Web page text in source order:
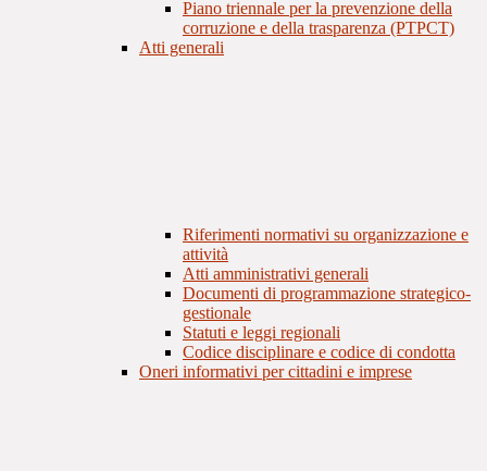
Piano triennale per la prevenzione della
corruzione e della trasparenza (PTPCT)
Atti generali
Riferimenti normativi su organizzazione e
attività
Atti amministrativi generali
Documenti di programmazione strategico-
gestionale
Statuti e leggi regionali
Codice disciplinare e codice di condotta
Oneri informativi per cittadini e imprese